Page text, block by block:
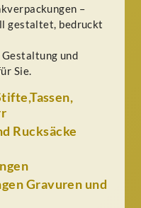
–
gestaltet, bedruckt
und
Sie.
Rucksäcke
Gravuren und